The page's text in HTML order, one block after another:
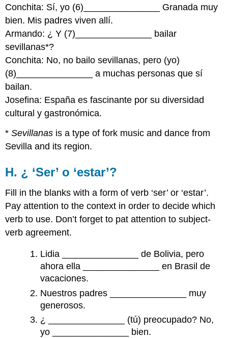
Conchita: Sí, yo (6)_______________ Granada muy
bien. Mis padres viven allí.
Armando: ¿ Y (7)_______________ bailar
sevillanas*?
Conchita: No, no bailo sevillanas, pero (yo)
(8)_______________ a muchas personas que sí
bailan.
Josefina: España es fascinante por su diversidad
cultural y gastronómica.
*Sevillanas is a type of fork music and dance from
Sevilla and its region.
H. ¿ ‘Ser’ o ‘estar’?
Fill in the blanks with a form of verb ‘ser’ or ‘estar’.
Pay attention to the context in order to decide which
verb to use. Don’t forget to pat attention to subject-
verb agreement.
Lidia _______________ de Bolivia, pero
ahora ella _______________ en Brasil de
vacaciones.
Nuestros padres _______________ muy
generosos.
¿ _______________ (tú) preocupado? No,
yo _______________ bien.